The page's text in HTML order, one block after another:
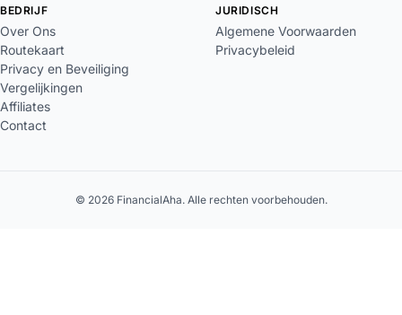
BEDRIJF
Over Ons
Routekaart
Privacy en Beveiliging
Vergelijkingen
Affiliates
Contact
JURIDISCH
Algemene Voorwaarden
Privacybeleid
© 2026 FinancialAha. Alle rechten voorbehouden.